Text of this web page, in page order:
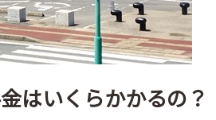
はいくらかかるの？